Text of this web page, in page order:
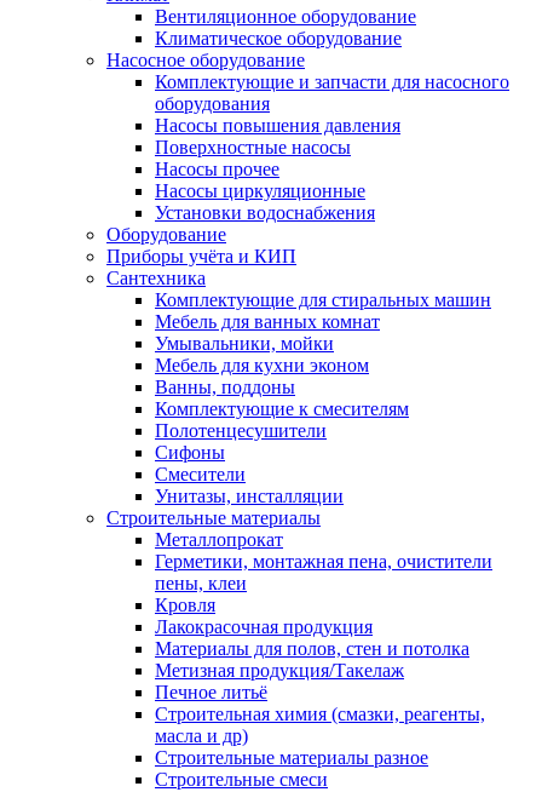
Вентиляционное оборудование
Климатическое оборудование
Насосное оборудование
Комплектующие и запчасти для насосного
оборудования
Насосы повышения давления
Поверхностные насосы
Насосы прочее
Насосы циркуляционные
Установки водоснабжения
Оборудование
Приборы учёта и КИП
Сантехника
Комплектующие для стиральных машин
Мебель для ванных комнат
Умывальники, мойки
Мебель для кухни эконом
Ванны, поддоны
Комплектующие к смесителям
Полотенцесушители
Сифоны
Смесители
Унитазы, инсталляции
Строительные материалы
Металлопрокат
Герметики, монтажная пена, очистители
пены, клеи
Кровля
Лакокрасочная продукция
Материалы для полов, стен и потолка
Метизная продукция/Такелаж
Печное литьё
Строительная химия (смазки, реагенты,
масла и др)
Строительные материалы разное
Строительные смеси